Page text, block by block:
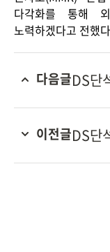
다각화를 통해
노력하겠다고 전했
다음글
이전글